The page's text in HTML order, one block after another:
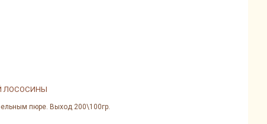
ЛОСОСИНЫ
пюре. Выход 200\100гр.